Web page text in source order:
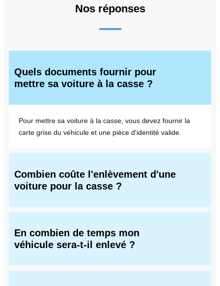
Nos réponses
Quels documents fournir pour
mettre sa voiture à la casse ?
Pour mettre sa voiture à la casse, vous devez fournir la
carte grise du véhicule et une pièce d'identité valide.
Combien coûte l'enlèvement d'une
voiture pour la casse ?
En combien de temps mon
véhicule sera-t-il enlevé ?